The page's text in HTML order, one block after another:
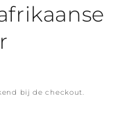
bij de checkout.